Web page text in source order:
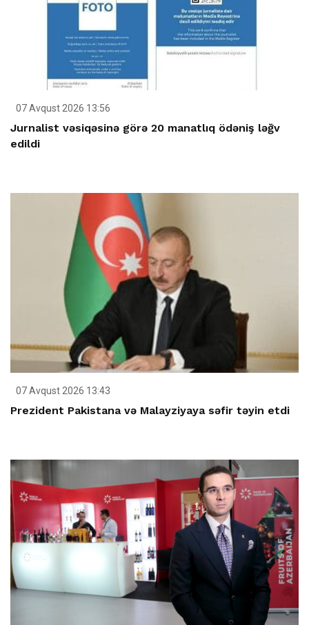
07 Avqust 2026 13:56
Jurnalist vəsiqəsinə görə 20 manatlıq ödəniş ləğv
edildi
07 Avqust 2026 13:43
Prezident Pakistana və Malayziyaya səfir təyin etdi